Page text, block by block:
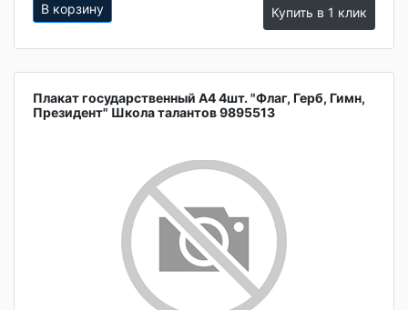
В корзину Купить в 1 клик
Плакат государственный А4 4шт. "Флаг, Герб, Гимн,
Президент" Школа талантов 9895513